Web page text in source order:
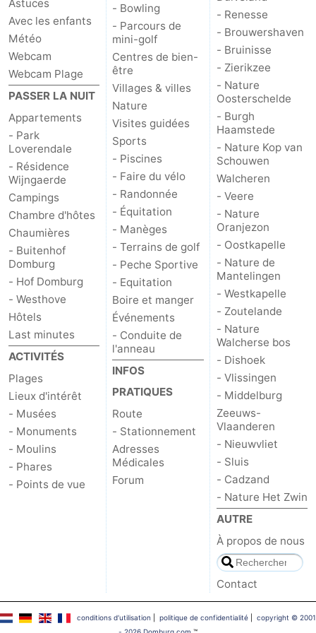
Astuces
Avec les enfants
Météo
Webcam
Webcam Plage
PASSER LA NUIT
Appartements
- Park
Loverendale
- Résidence
Wijngaerde
Campings
Chambre d'hôtes
Chaumières
- Buitenhof
Domburg
- Hof Domburg
- Westhove
Hôtels
Last minutes
ACTIVITÉS
Plages
Lieux d'intérêt
- Musées
- Monuments
- Moulins
- Phares
- Points de vue
- Bowling
- Parcours de
mini-golf
Centres de bien-
être
Villages & villes
Nature
Visites guidées
Sports
- Piscines
- Faire du vélo
- Randonnée
- Équitation
- Manèges
- Terrains de golf
- Peche Sportive
- Equitation
Boire et manger
Événements
- Conduite de
l'anneau
INFOS
PRATIQUES
Route
- Stationnement
Adresses
Médicales
Forum
- Renesse
- Brouwershaven
- Bruinisse
- Zierikzee
- Nature
Oosterschelde
- Burgh
Haamstede
- Nature Kop van
Schouwen
Walcheren
- Veere
- Nature
Oranjezon
- Oostkapelle
- Nature de
Mantelingen
- Westkapelle
- Zoutelande
- Nature
Walcherse bos
- Dishoek
- Vlissingen
- Middelburg
Zeeuws-
Vlaanderen
- Nieuwvliet
- Sluis
- Cadzand
- Nature Het Zwin
AUTRE
À propos de nous
Contact
conditions d‘utilisation politique de confidentialité| copyright © 2001